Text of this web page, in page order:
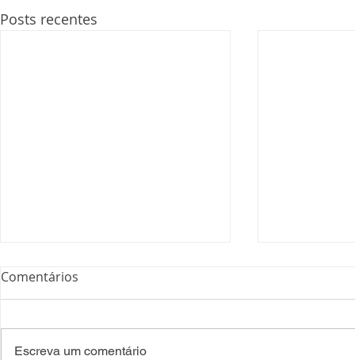
Posts recentes
Comentários
Escreva um comentário